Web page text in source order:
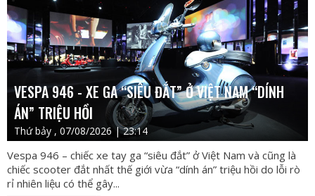
VESPA 946 - XE GA “SIÊU ĐẮT” Ở VIỆT NAM “DÍNH
ÁN” TRIỆU HỒI
Thứ bảy , 07/08/2026 | 23:14
Vespa 946 – chiếc xe tay ga “siêu đắt” ở Việt Nam và cũng là
chiếc scooter đắt nhất thế giới vừa “dính án” triệu hồi do lỗi rò
rỉ nhiên liệu có thể gây...